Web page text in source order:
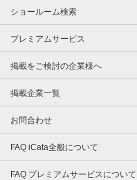
ショールーム検索
プレミアムサービス
掲載をご検討の企業様へ
掲載企業一覧
お問合わせ
FAQ iCata全般について
FAQ プレミアムサービスについて